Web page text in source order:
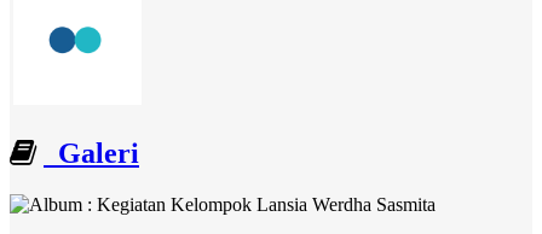
Galeri